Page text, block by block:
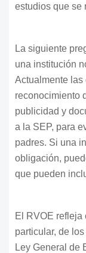
estudios que se
La siguiente
una institución
Actualmente las
reconocimiento
publicidad y
a la SEP, para
padres. Si una
obligación,
que pueden
El RVOE refleja
particular, de
Ley General de